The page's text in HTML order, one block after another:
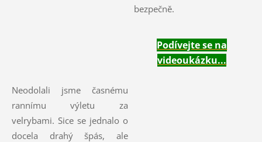
bezpečně.
Podívejte se na
videoukázku...
Neodolali jsme časnému
rannímu výletu za
velrybami. Sice se jednalo o
docela drahý špás, ale